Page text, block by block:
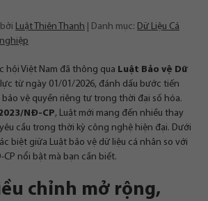
bởi Luật Thiên Thanh Danh mục: Dữ Liệu Cá
hội Việt Nam đã thông qua Luật Bảo vệ Dữ
từ ngày 01/01/2026, đánh dấu bước tiến
vệ quyền riêng tư trong thời đại số hóa.
NĐ-CP, Luật mới mang đến nhiều thay
cầu trong thời kỳ công nghệ hiện đại. Dưới
biệt giữa Luật bảo vệ dữ liệu cá nhân so với
nổi bật mà bạn cần biết.
chỉnh mở rộng,